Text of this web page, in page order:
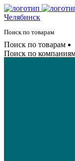
Челябинск
Поиск по товарам
Поиск по товарам
Поиск по